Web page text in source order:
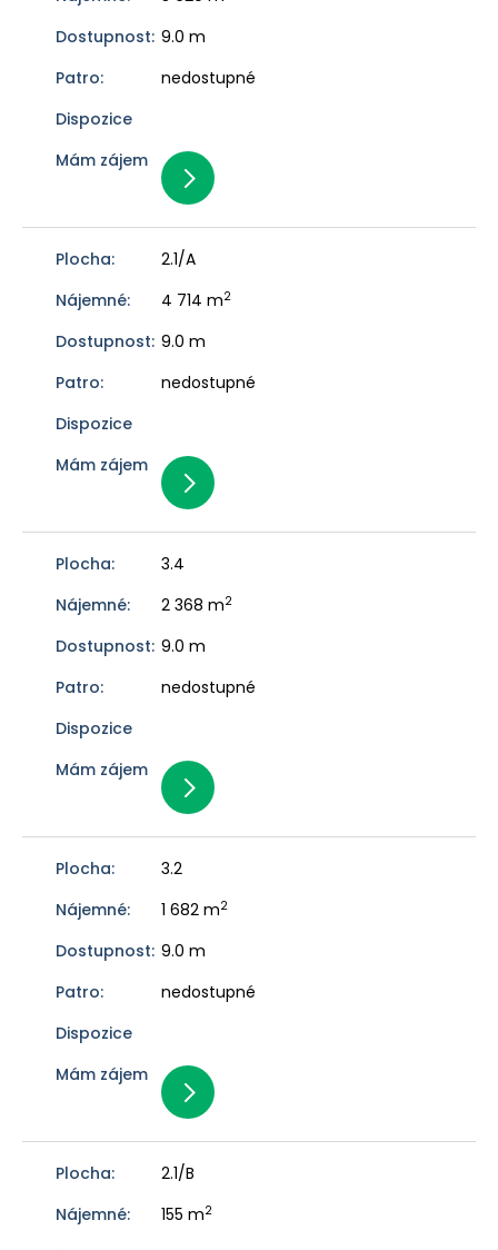
9.0 m
nedostupné
2.1/A
4 714 m2
9.0 m
nedostupné
3.4
2 368 m2
9.0 m
nedostupné
3.2
1 682 m2
9.0 m
nedostupné
2.1/B
155 m2